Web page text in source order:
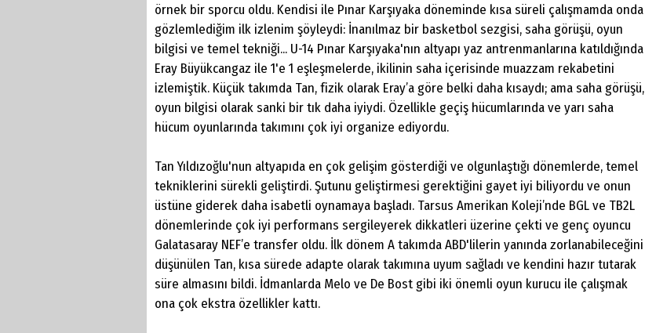
örnek bir sporcu oldu. Kendisi ile Pınar Karşıyaka döneminde kısa süreli çalışmamda onda
gözlemlediğim ilk izlenim şöyleydi: İnanılmaz bir basketbol sezgisi, saha görüşü, oyun
bilgisi ve temel tekniği... U-14 Pınar Karşıyaka'nın altyapı yaz antrenmanlarına katıldığında
Eray Büyükcangaz ile 1'e 1 eşleşmelerde, ikilinin saha içerisinde muazzam rekabetini
izlemiştik. Küçük takımda Tan, fizik olarak Eray’a göre belki daha kısaydı; ama saha görüşü,
oyun bilgisi olarak sanki bir tık daha iyiydi. Özellikle geçiş hücumlarında ve yarı saha
hücum oyunlarında takımını çok iyi organize ediyordu.
Tan Yıldızoğlu'nun altyapıda en çok gelişim gösterdiği ve olgunlaştığı dönemlerde, temel
tekniklerini sürekli geliştirdi. Şutunu geliştirmesi gerektiğini gayet iyi biliyordu ve onun
üstüne giderek daha isabetli oynamaya başladı. Tarsus Amerikan Koleji’nde BGL ve TB2L
dönemlerinde çok iyi performans sergileyerek dikkatleri üzerine çekti ve genç oyuncu
Galatasaray NEF’e transfer oldu. İlk dönem A takımda ABD'lilerin yanında zorlanabileceğini
düşünülen Tan, kısa sürede adapte olarak takımına uyum sağladı ve kendini hazır tutarak
süre almasını bildi. İdmanlarda Melo ve De Bost gibi iki önemli oyun kurucu ile çalışmak
ona çok ekstra özellikler kattı.